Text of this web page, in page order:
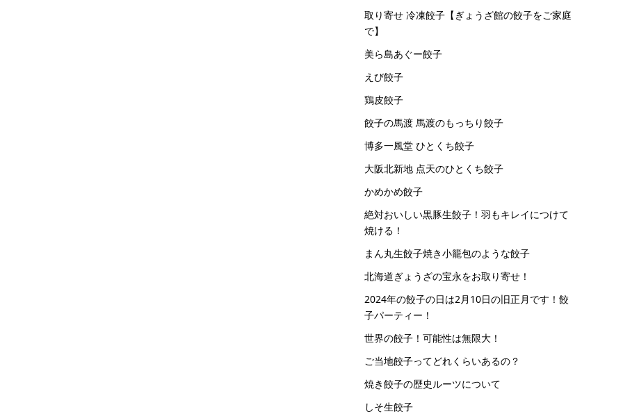
取り寄せ 冷凍餃子【ぎょうざ館の餃子をご家庭
で】
美ら島あぐー餃子
えび餃子
鶏皮餃子
餃子の馬渡 馬渡のもっちり餃子
博多一風堂 ひとくち餃子
大阪北新地 点天のひとくち餃子
かめかめ餃子
絶対おいしい黒豚生餃子！羽もキレイにつけて
焼ける！
まん丸生餃子焼き小籠包のような餃子
北海道ぎょうざの宝永をお取り寄せ！
2024年の餃子の日は2月10日の旧正月です！餃
子パーティー！
世界の餃子！可能性は無限大！
ご当地餃子ってどれくらいあるの？
焼き餃子の歴史ルーツについて
しそ生餃子